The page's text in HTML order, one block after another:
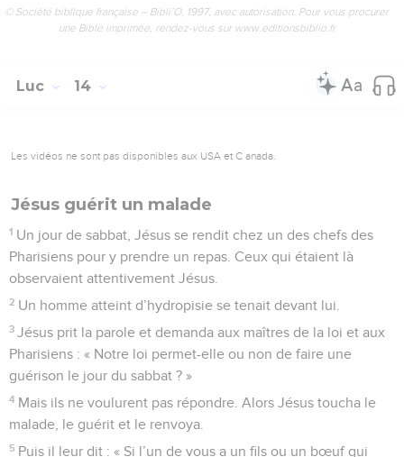
© Société biblique française – Bibli’O, 1997, avec autorisation. Pour vous procurer
une Bible imprimée, rendez-vous sur www.editionsbiblio.fr
Luc 14
Les vidéos ne sont pas disponibles aux USA et C anada.
Jésus guérit un malade
1 Un jour de sabbat, Jésus se rendit chez un des chefs des
Pharisiens pour y prendre un repas. Ceux qui étaient là
observaient attentivement Jésus.
2 Un homme atteint d’hydropisie se tenait devant lui.
3 Jésus prit la parole et demanda aux maîtres de la loi et aux
Pharisiens : « Notre loi permet-elle ou non de faire une
guérison le jour du sabbat ? »
4 Mais ils ne voulurent pas répondre. Alors Jésus toucha le
malade, le guérit et le renvoya.
5 Puis il leur dit : « Si l’un de vous a un fils ou un bœuf qui